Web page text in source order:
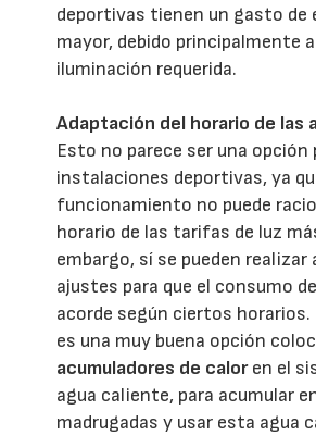
deportivas tienen un gasto de
mayor, debido principalmente
iluminación requerida.
Adaptación del horario de las
Esto no parece ser una opción
instalaciones deportivas, ya
funcionamiento no puede
horario de las tarifas de luz
embargo, sí se pueden realizar
ajustes para que el consumo
acorde según ciertos horarios.
es una muy buena opción
acumuladores de caloren el
agua caliente, para acumular
madrugadas y usar esta agua